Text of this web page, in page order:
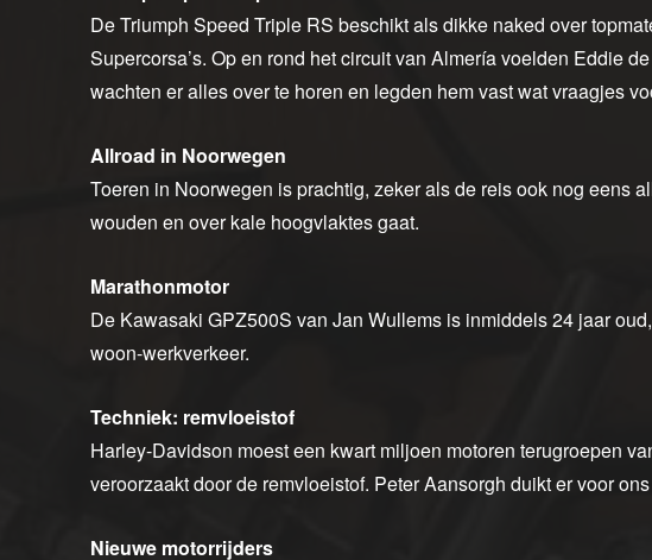
De Triumph Speed Triple RS beschikt als dikke naked over
Supercorsa’s. Op en rond het circuit van Almería voelden Eddie
wachten er alles over te horen en legden hem vast wat vraagjes
Allroad in Noorwegen
Toeren in Noorwegen is prachtig, zeker als de reis ook nog eens
wouden en over kale hoogvlaktes gaat.
Marathonmotor
De Kawasaki GPZ500S van Jan Wullems is inmiddels 24 jaar
woon-werkverkeer.
Techniek: remvloeistof
Harley-Davidson moest een kwart miljoen motoren terugroepen
veroorzaakt door de remvloeistof. Peter Aansorgh duikt er voor
Nieuwe motorrijders